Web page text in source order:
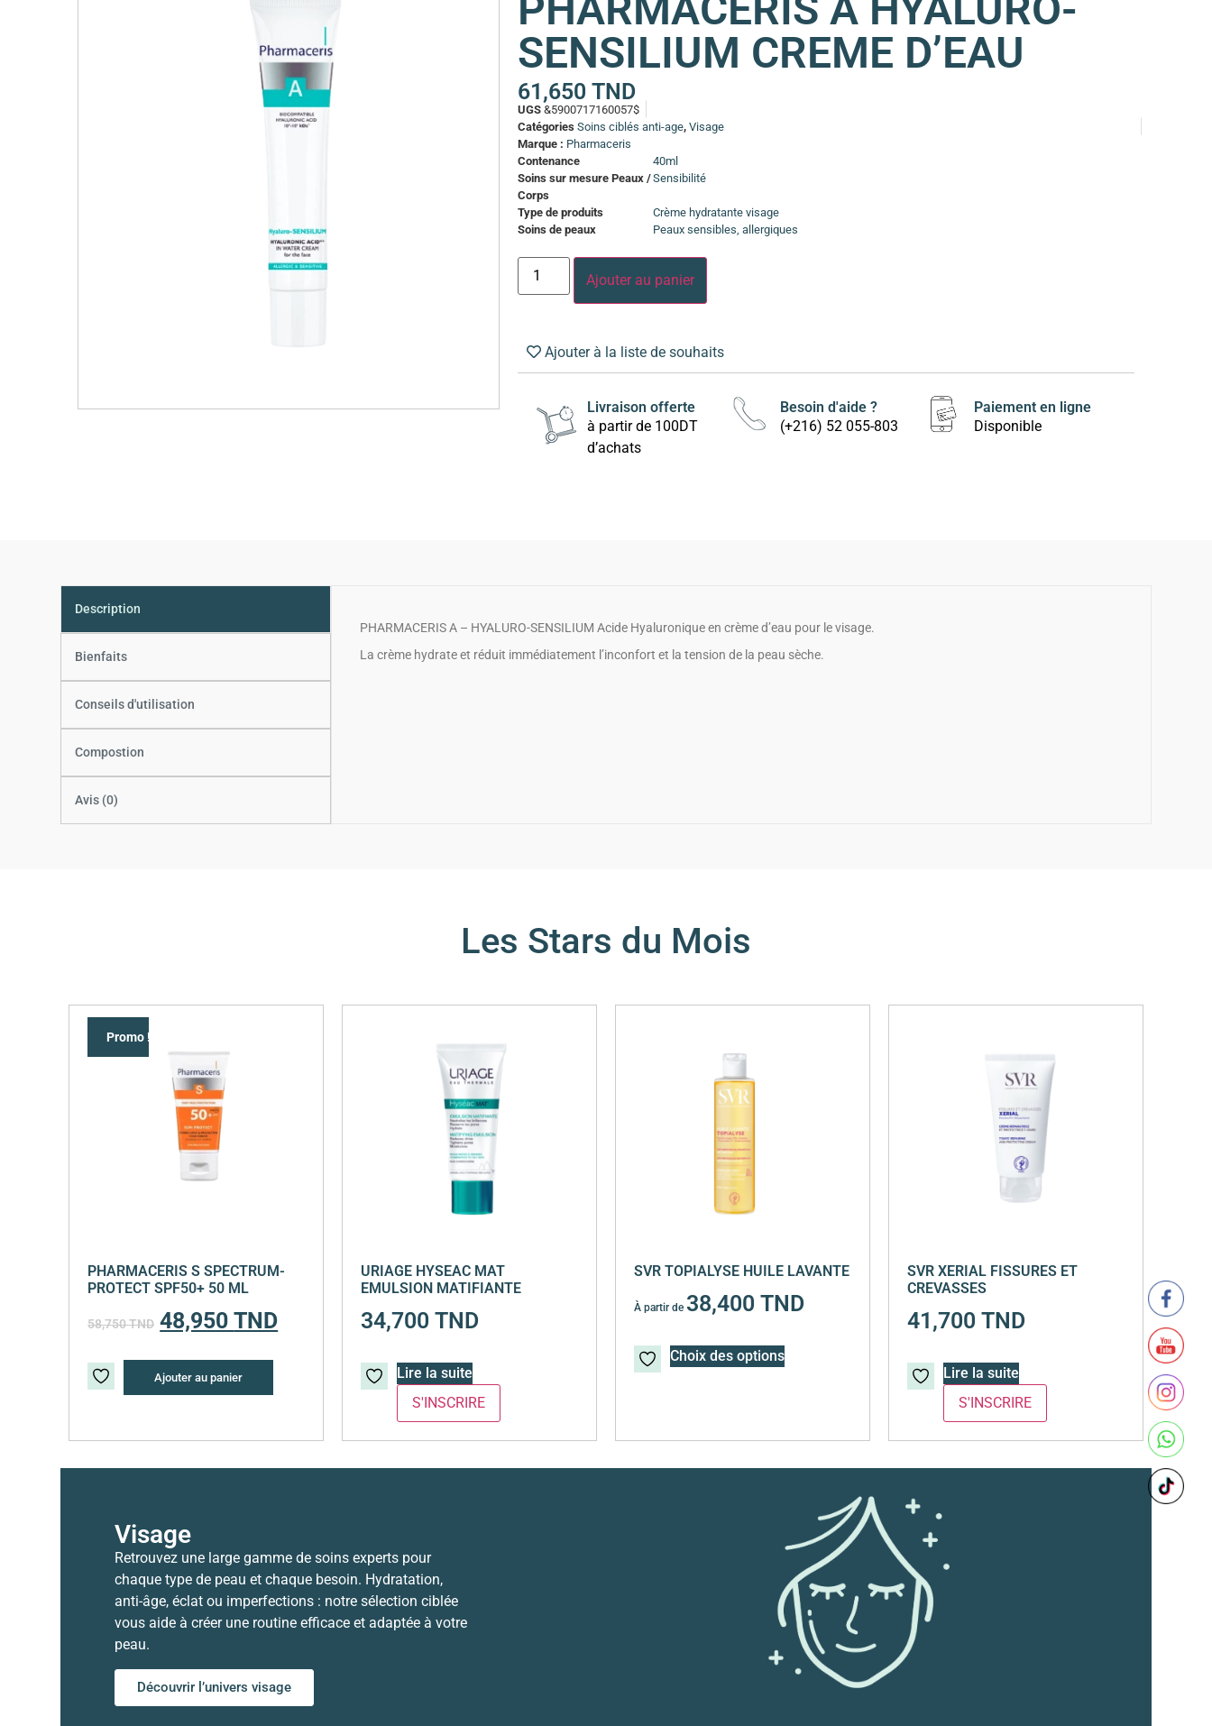
SENSILIUM CREME D’EAU
61,650TND
UGS&5900717160057$
Catégories Soins ciblés anti-age,Visage
Marque : Pharmaceris
Contenance
40ml
Soins sur mesure Peaux /
Corps
Sensibilité
Type de produits
Crème hydratante visage
Soins de peaux
Peaux sensibles, allergiques
Ajouter au panier
Ajouter à la liste de souhaits
Livraison offerte
à partir de 100DT
d’achats
Besoin d'aide ?
(+216) 52 055-803
Paiement en ligne
Disponible
Compostion
Conseils d'utilisation
Bienfaits
Description
Avis (0)
PHARMACERIS A – HYALURO-SENSILIUM Acide Hyaluronique en crème d’eau pour le visage.
La crème hydrate et réduit immédiatement l’inconfort et la tension de la peau sèche.
Les Stars du Mois
SVR XERIAL FISSURES ET
CREVASSES
41,700 TND
Lire la suite
SVR TOPIALYSE HUILE LAVANTE
À partir de 38,400 TND
Choix des options
URIAGE HYSEAC MAT
EMULSION MATIFIANTE
34,700TND
Lire la suite
Promo !
PHARMACERIS S SPECTRUM-
PROTECT SPF50+ 50 ML
58,750TND 48,950TND
Ajouter au panier
Visage
Retrouvez une large gamme de soins experts pour
chaque type de peau et chaque besoin. Hydratation,
anti-âge, éclat ou imperfections : notre sélection ciblée
vous aide à créer une routine efficace et adaptée à votre
peau.
Découvrir l’univers visage